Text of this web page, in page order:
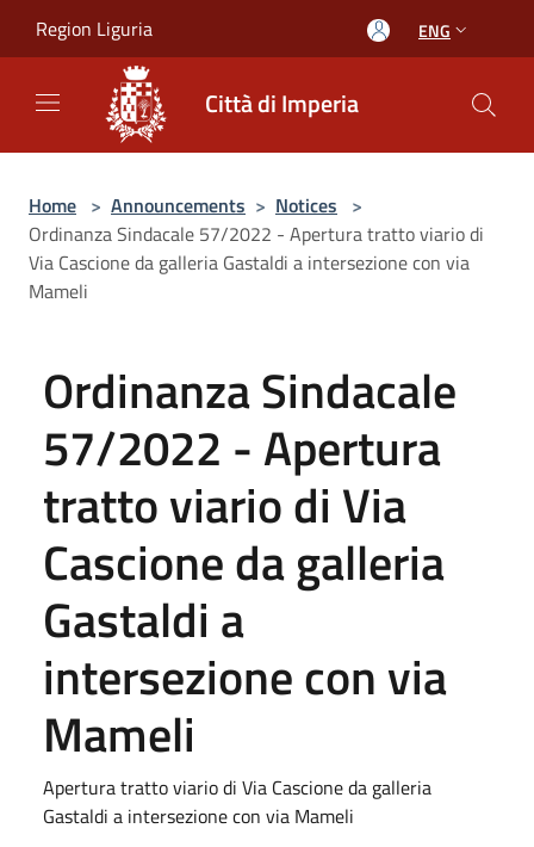
Region Liguria ENG
Città di Imperia
Home > Announcements > Notices >
Ordinanza Sindacale 57/2022 - Apertura tratto viario di
Via Cascione da galleria Gastaldi a intersezione con via
Mameli
Ordinanza Sindacale
57/2022 - Apertura
tratto viario di Via
Cascione da galleria
Gastaldi a
intersezione con via
Mameli
Apertura tratto viario di Via Cascione da galleria
Gastaldi a intersezione con via Mameli